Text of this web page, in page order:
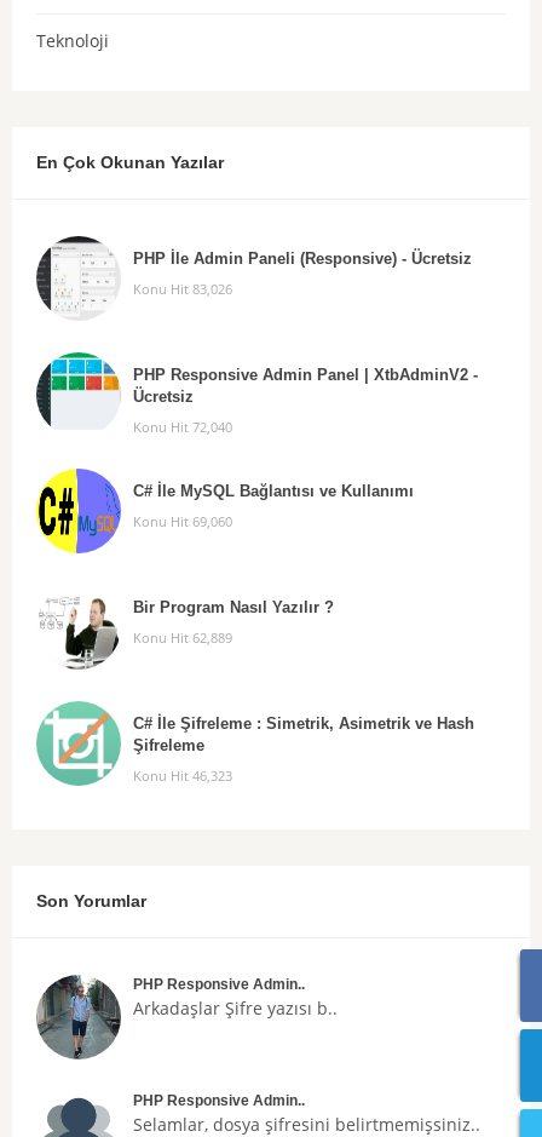
Teknoloji
En Çok Okunan Yazılar
PHP İle Admin Paneli (Responsive) - Ücretsiz
Konu Hit 83,026
PHP Responsive Admin Panel | XtbAdminV2 -
Ücretsiz
Konu Hit 72,040
C# İle MySQL Bağlantısı ve Kullanımı
Konu Hit 69,060
Bir Program Nasıl Yazılır ?
Konu Hit 62,889
C# İle Şifreleme : Simetrik, Asimetrik ve Hash
Şifreleme
Konu Hit 46,323
Son Yorumlar
PHP Responsive Admin..
Arkadaşlar Şifre yazısı b..
PHP Responsive Admin..
Selamlar, dosya şifresini belirtmemişsiniz..